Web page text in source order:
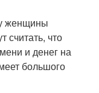
женщины
считать, что
и денег на
большого